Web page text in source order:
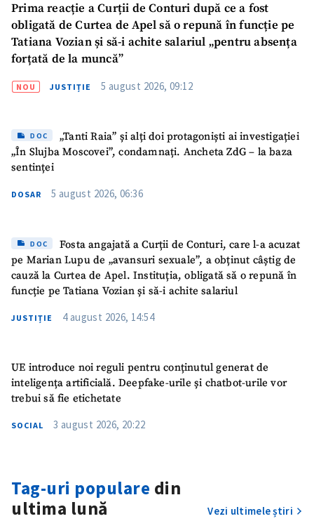
Prima reacție a Curții de Conturi după ce a fost
obligată de Curtea de Apel să o repună în funcție pe
Tatiana Vozian și să-i achite salariul „pentru absența
forțată de la muncă”
NOU JUSTIȚIE 5 august 2026, 09:12
DOC
„Tanti Raia” și alți doi protagoniști ai investigației
„În Slujba Moscovei”, condamnați. Ancheta ZdG – la baza
sentinței
DOSAR 5 august 2026, 06:36
DOC
Fosta angajată a Curții de Conturi, care l-a acuzat
pe Marian Lupu de „avansuri sexuale”, a obținut câștig de
cauză la Curtea de Apel. Instituția, obligată să o repună în
funcție pe Tatiana Vozian și să-i achite salariul
JUSTIȚIE 4 august 2026, 14:54
UE introduce noi reguli pentru conținutul generat de
inteligența artificială. Deepfake-urile și chatbot-urile vor
trebui să fie etichetate
SOCIAL 3 august 2026, 20:22
Tag-uri populare din
ultima lună
Vezi ultimele știri